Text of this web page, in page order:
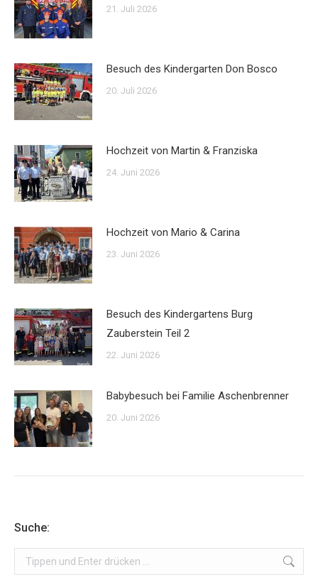
21. Juli 2026
Besuch des Kindergarten Don Bosco
20. Juli 2026
Hochzeit von Martin & Franziska
24. Juni 2026
Hochzeit von Mario & Carina
23. Juni 2026
Besuch des Kindergartens Burg
Zauberstein Teil 2
22. Juni 2026
Babybesuch bei Familie Aschenbrenner
20. Juni 2026
Suche:
Search: